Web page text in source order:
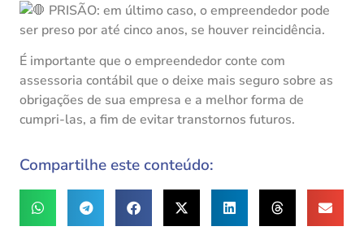
PRISÃO: em último caso, o empreendedor pode
ser preso por até cinco anos, se houver reincidência.
É importante que o empreendedor conte com
assessoria contábil que o deixe mais seguro sobre as
obrigações de sua empresa e a melhor forma de
cumpri-las, a fim de evitar transtornos futuros.
Compartilhe este conteúdo: